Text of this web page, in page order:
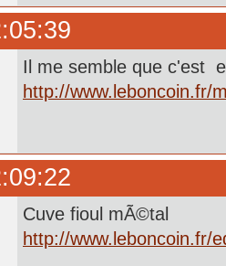
Il me semble que c'est
http://www.leboncoin.fr/
Cuve fioul mÃ©tal
http://www.leboncoin.fr/